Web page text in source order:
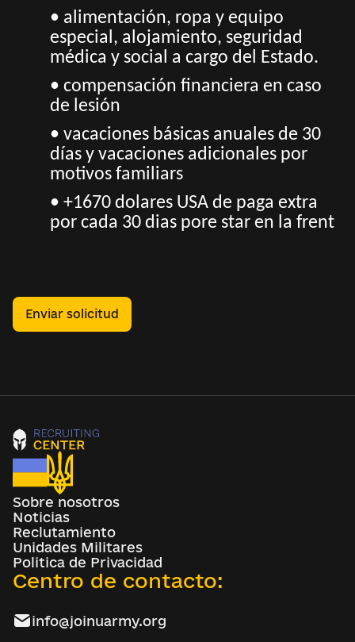
• alimentación, ropa y equipo
especial, alojamiento, seguridad
médica y social a cargo del Estado.
• compensación financiera en caso
de lesión
• vacaciones básicas anuales de 30
días y vacaciones adicionales por
motivos familiars
• +1670 dolares USA de paga extra
por cada 30 dias pore star en la frent
Enviar solicitud
Sobre nosotros
Noticias
Reclutamiento
Unidades Militares
Politica de Privacidad
Centro de contacto:
info@joinuarmy.org